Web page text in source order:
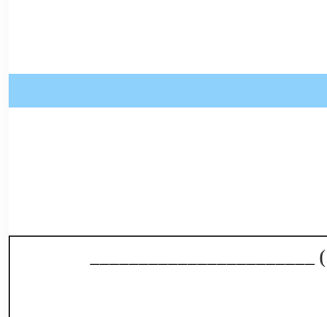
_______________________